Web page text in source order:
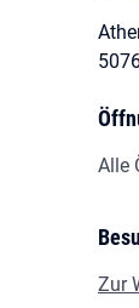
Alle
Zur